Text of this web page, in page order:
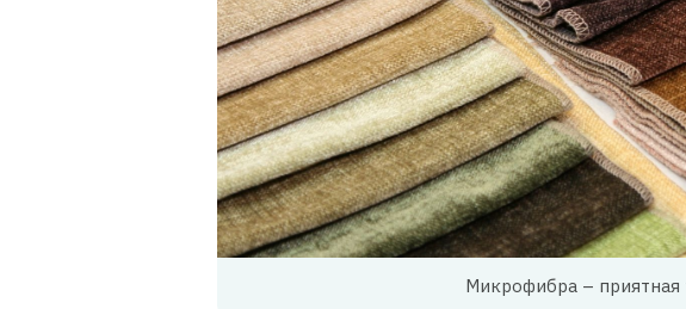
Микрофибра – приятная